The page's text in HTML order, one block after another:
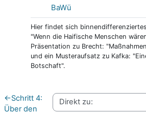
BaWü
Hier findet sich
"Wenn die Haifische Menschen
Präsentation zu Brecht:
und ein Musteraufsatz zu Kafka:
Botschaft".
←Schritt 4:
Über den